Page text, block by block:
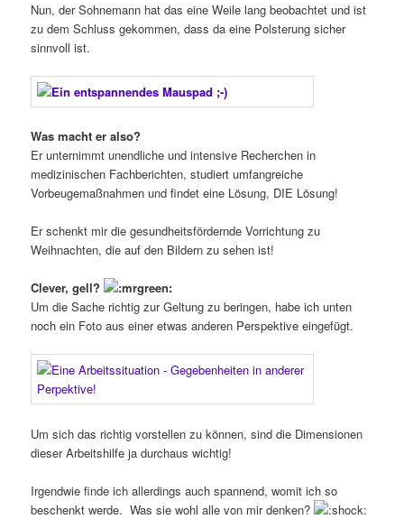
Nun, der Sohnemann hat das eine Weile lang beobachtet und ist
zu dem Schluss gekommen, dass da eine Polsterung sicher
sinnvoll ist.
Was macht er also?
Er unternimmt unendliche und intensive Recherchen in
medizinischen Fachberichten, studiert umfangreiche
Vorbeugemaßnahmen und findet eine Lösung, DIE Lösung!
Er schenkt mir die gesundheitsfördernde Vorrichtung zu
Weihnachten, die auf den Bildern zu sehen ist!
Clever, gell?
Um die Sache richtig zur Geltung zu beringen, habe ich unten
noch ein Foto aus einer etwas anderen Perspektive eingefügt.
Um sich das richtig vorstellen zu können, sind die Dimensionen
dieser Arbeitshilfe ja durchaus wichtig!
Irgendwie finde ich allerdings auch spannend, womit ich so
beschenkt werde. Was sie wohl alle von mir denken?